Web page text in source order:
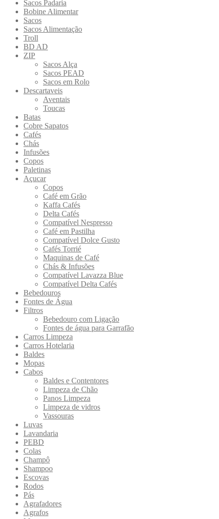
Sacos Padaria
Bobine Alimentar
Sacos
Sacos Alimentação
Troll
BD AD
ZIP
Sacos Alça
Sacos PEAD
Sacos em Rolo
Descartaveis
Aventais
Toucas
Batas
Cobre Sapatos
Cafés
Chás
Infusões
Copos
Paletinas
Açucar
Copos
Café em Grão
Kaffa Cafés
Delta Cafés
Compatível Nespresso
Café em Pastilha
Compatível Dolce Gusto
Cafés Torrié
Maquinas de Café
Chás & Infusões
Compatível Lavazza Blue
Compatível Delta Cafés
Bebedouros
Fontes de Água
Filtros
Bebedouro com Ligação
Fontes de água para Garrafão
Carros Limpeza
Carros Hotelaria
Baldes
Mopas
Cabos
Baldes e Contentores
Limpeza de Chão
Panos Limpeza
Limpeza de vidros
Vassouras
Luvas
Lavandaria
PEBD
Colas
Champô
Shampoo
Escovas
Rodos
Pás
Agrafadores
Agrafos